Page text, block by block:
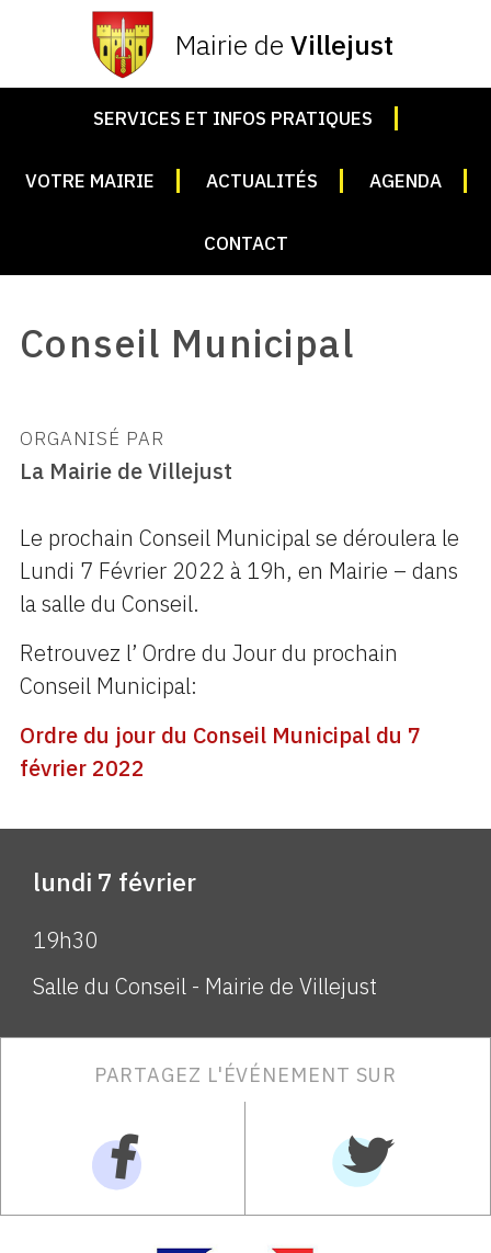
Mairie de Villejust
SERVICES ET INFOS PRATIQUES
VOTRE MAIRIE ACTUALITÉS AGENDA
CONTACT
Conseil Municipal
ORGANISÉ PAR
La Mairie de Villejust
Le prochain Conseil Municipal se déroulera le
Lundi 7 Février 2022 à 19h, en Mairie – dans
la salle du Conseil.
Retrouvez l’ Ordre du Jour du prochain
Conseil Municipal:
Ordre du jour du Conseil Municipal du 7
février 2022
lundi 7 février
19h30
Salle du Conseil - Mairie de Villejust
PARTAGEZ L'ÉVÉNEMENT SUR